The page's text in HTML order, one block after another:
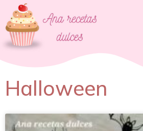
Halloween